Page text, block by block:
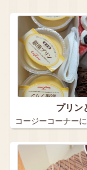
プリン
コージーコーナー